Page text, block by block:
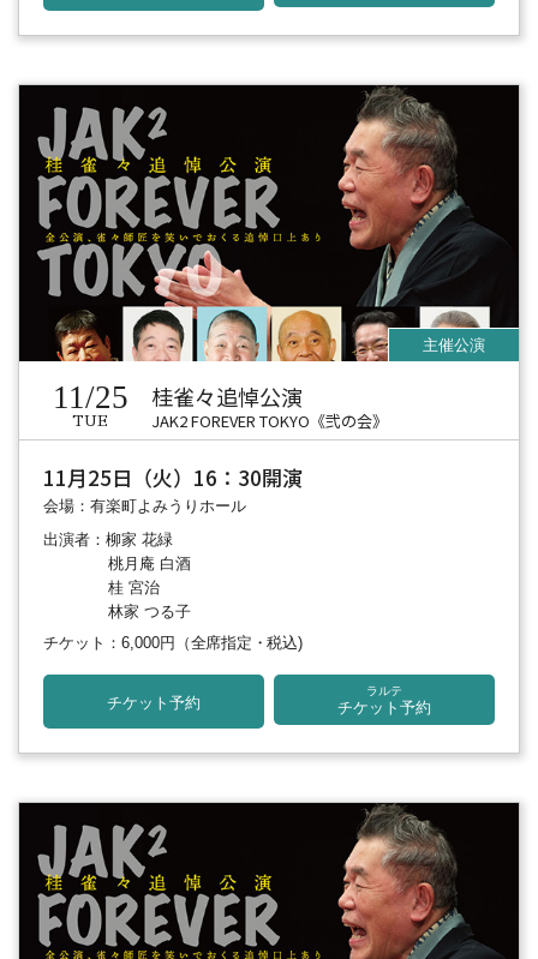
11/25
TUE
桂雀々追悼公演
JAK2 FOREVER TOKYO《弐の会》
11月25日（火）16：30開演
会場：有楽町よみうりホール
出演者：柳家 花緑
桃月庵 白酒
桂 宮治
林家 つる子
チケット：6,000円
（全席指定・税込)
チケット予約
ラルテ
チケット予約